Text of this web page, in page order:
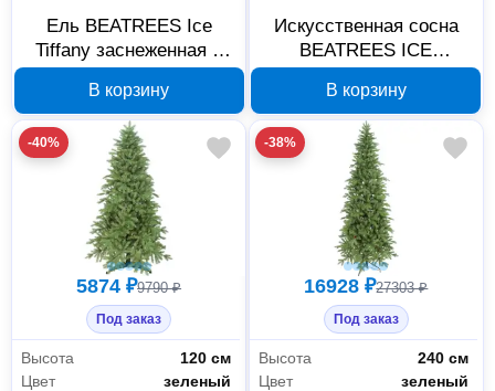
Ель BEATREES Ice
Tiffany заснеженная в
В корзину
Искусственная сосна
BEATREES ICE
1020419
В корзину
-40%
5874 ₽9790 ₽
Под заказ
Высота
120 см
Цвет
зеленый
-38%
16928 ₽27303 ₽
Под заказ
Высота
240 см
Цвет
зеленый